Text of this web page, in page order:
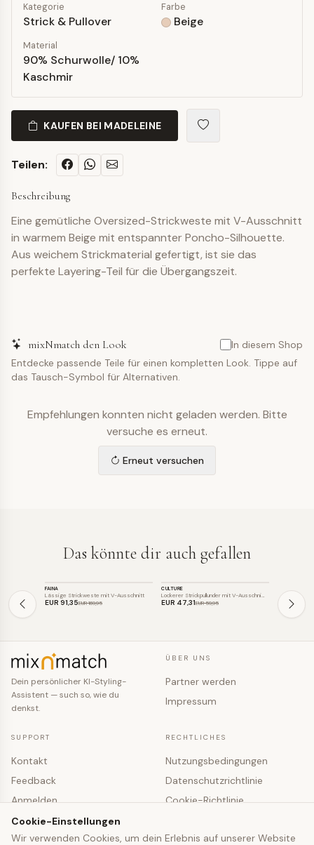
Kategorie
Strick & Pullover
Farbe
Beige
Material
90% Schurwolle/ 10%
Kaschmir
KAUFEN BEI MADELEINE
Teilen:
Beschreibung
Eine gemütliche Oversized-Strickweste mit V-Ausschnitt
in warmem Beige mit entspannter Poncho-Silhouette.
Aus weichem Strickmaterial gefertigt, ist sie das
perfekte Layering-Teil für die Übergangszeit.
mixNmatch den Look
In diesem Shop
Entdecke passende Teile für einen kompletten Look. Tippe auf
das Tausch-Symbol für Alternativen.
Empfehlungen konnten nicht geladen werden. Bitte
versuche es erneut.
Erneut versuchen
Das könnte dir auch gefallen
SALE
FAINA
Lässige Strickweste mit V-Ausschnitt
EUR 91,35EUR 169,95
SALE
CULTURE
Lockerer Strickpullunder mit V-Ausschni…
EUR 47,31EUR 59,95
SALE
EUR 43
Dein persönlicher KI-Styling-
Assistent — such so, wie du
denkst.
ÜBER UNS
Partner werden
Impressum
SUPPORT
Kontakt
Feedback
Anmelden
Registrieren
RECHTLICHES
Nutzungsbedingungen
Datenschutzrichtlinie
Cookie-Richtlinie
Cookie-Einstellungen
Wir verwenden Cookies, um dein Erlebnis auf unserer Website